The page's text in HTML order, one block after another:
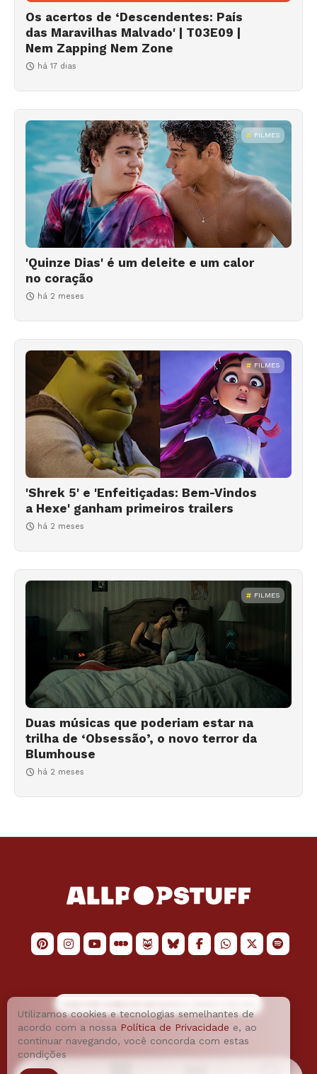
Os acertos de ‘Descendentes: País
das Maravilhas Malvado' | T03E09 |
Nem Zapping Nem Zone
há 17 dias
FILMES
'Quinze Dias' é um deleite e um calor
no coração
há 2 meses
FILMES
'Shrek 5' e 'Enfeitiçadas: Bem-Vindos
a Hexe' ganham primeiros trailers
há 2 meses
FILMES
Duas músicas que poderiam estar na
trilha de ‘Obsessão’, o novo terror da
Blumhouse
há 2 meses
Utilizamos cookies e tecnologias semelhantes de
acordo com a nossa Política de Privacidade e, ao
continuar navegando, você concorda com estas
condições